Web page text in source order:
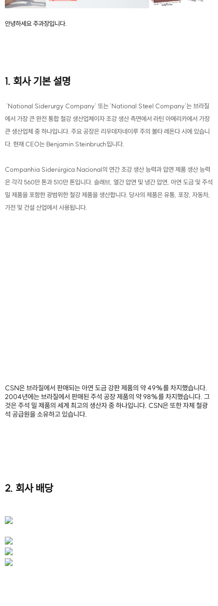
안녕하세요 주과장입니다.
1. 회사 기본 설명
'National Siderurgy Company' 또는 'National Steel Company'는 브라질
에서 가장 큰 완전 통합 철강 생산업체이자 조강 생산 측면에서 라틴 아메리카에서 가장
큰 생산업체 중 하나입니다. 주요 공장은 리우데자네이루 주의 볼타 레돈다 시에 있습니
다. 현재 CEO는 Benjamin Steinbruch입니다.
Companhia Siderúrgica Nacional의 연간 조강 생산 능력과 압연 제품 생산 능력
은 각각 560만 톤과 510만 톤입니다. 슬래브, 열간 압연 및 냉간 압연, 아연 도금 및 주석
밀 제품을 포함한 광범위한 철강 제품을 생산합니다. 당사의 제품은 유통, 포장, 자동차,
가전 및 건설 산업에서 사용됩니다.
CSN은 브라질에서 판매되는 아연 도금 강판 제품의 약 49%를 차지했습니다.
2004년에는 브라질에서 판매된 주석 공장 제품의 약 98%를 차지했습니다. 그
것은 주석 밀 제품의 세계 최고의 생산자 중 하나입니다. CSN은 또한 자체 철광
석 공급원을 소유하고 있습니다.
2. 회사 배당